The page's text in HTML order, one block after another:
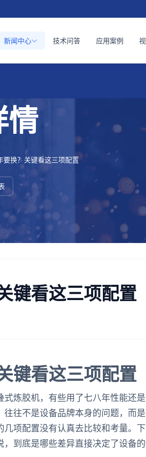
新闻中心 技术问答 应用案例
情
要换？关键看这三项配置
键看这三项配置
键看这三项配置
炼胶机，有些用了七八年性能还
往不是设备品牌本身的问题，而
项配置没有认真去比较和考量。
到底是哪些差异直接决定了设备